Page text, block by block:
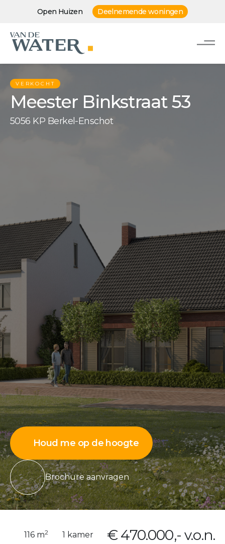
Open Huizen Deelnemende woningen
VERKOCHT
Meester Binkstraat 53
5056 KP Berkel-Enschot
Houd me op de hoogte
Brochure aanvragen
116 m2 1 kamer € 470.000,- v.o.n.